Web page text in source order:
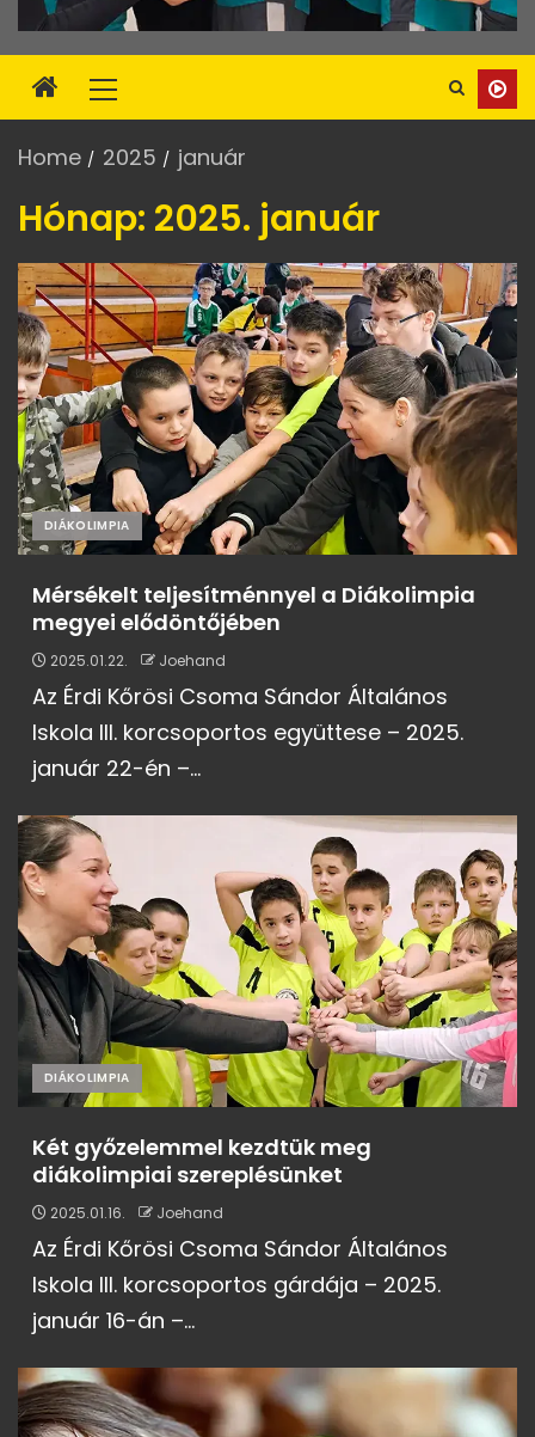
Home 2025 január
Hónap: 2025. január
DIÁKOLIMPIA
Mérsékelt teljesítménnyel a Diákolimpia
megyei elődöntőjében
2025.01.22. Joehand
Az Érdi Kőrösi Csoma Sándor Általános
Iskola III. korcsoportos együttese – 2025.
január 22-én –...
DIÁKOLIMPIA
Két győzelemmel kezdtük meg
diákolimpiai szereplésünket
2025.01.16. Joehand
Az Érdi Kőrösi Csoma Sándor Általános
Iskola III. korcsoportos gárdája – 2025.
január 16-án –...